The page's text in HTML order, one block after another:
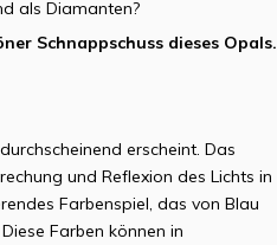
als Diamanten?
Schnappschuss dieses Opals.
erscheint. Das
und Reflexion des Lichts in
Farbenspiel, das von Blau
Farben können in